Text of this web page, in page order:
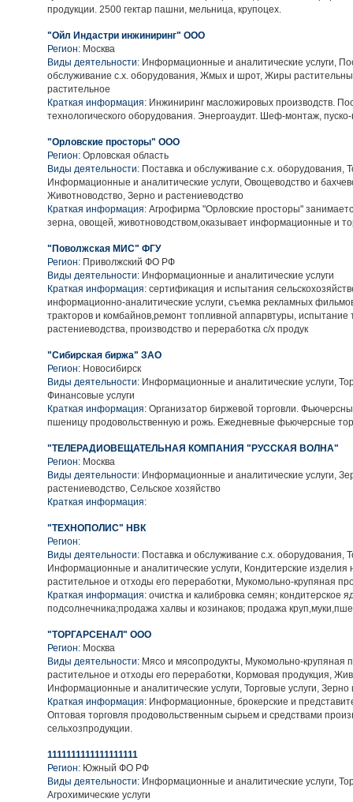
продукции. 2500 гектар пашни, мельница, крупоцех.
"Ойл Индастри инжиниринг" ООО
Регион: Москва
Виды деятельности: Информационные и аналитические услуги,
обслуживание с.х. оборудования, Жмых и шрот, Жиры
растительное
Краткая информация: Инжиниринг масложировых производств.
технологического оборудования. Энергоаудит. Шеф-монтаж,
"Орловские просторы" ООО
Регион: Орловская область
Виды деятельности: Поставка и обслуживание с.х. оборудования,
Информационные и аналитические услуги, Овощеводство и
Животноводство, Зерно и растениеводство
Краткая информация: Агрофирма "Орловские просторы"
зерна, овощей, животноводством,оказывает информационные и
"Поволжская МИС" ФГУ
Регион: Приволжский ФО РФ
Виды деятельности: Информационные и аналитические услуги
Краткая информация: сертификация и испытания
информационно-аналитические услуги, съемка рекламных
тракторов и комбайнов,ремонт топливной аппарвтуры, испытание
растениеводства, производство и переработка с/х продук
"Сибирская биржа" ЗАО
Регион: Новосибирск
Виды деятельности: Информационные и аналитические услуги,
Финансовые услуги
Краткая информация: Организатор биржевой торговли.
пшеницу продовольственную и рожь. Ежедневные фьючерсные
"ТЕЛЕРАДИОВЕЩАТЕЛЬНАЯ КОМПАНИЯ "РУССКАЯ ВОЛНА"
Регион: Москва
Виды деятельности: Информационные и аналитические услуги,
растениеводство, Сельское хозяйство
Краткая информация:
"ТЕХНОПОЛИС" НВК
Регион:
Виды деятельности: Поставка и обслуживание с.х. оборудования,
Информационные и аналитические услуги, Кондитерские
растительное и отходы его переработки, Мукомольно-крупяная
Краткая информация: очистка и калибровка семян; кондитерское
подсолнечника;продажа халвы и козинаков; продажа
"ТОРГАРСЕНАЛ" ООО
Регион: Москва
Виды деятельности: Мясо и мясопродукты, Мукомольно-крупяная
растительное и отходы его переработки, Кормовая продукция,
Информационные и аналитические услуги, Торговые услуги, Зерно
Краткая информация: Информационные, брокерские и
Оптовая торговля продовольственным сырьем и средствами
сельхозпродукции.
1111111111111111111
Регион: Южный ФО РФ
Виды деятельности: Информационные и аналитические услуги,
Агрохимические услуги